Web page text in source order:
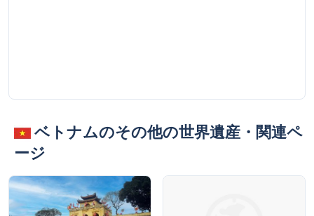
ベトナムのその他の世界遺産・関連ペ
ージ